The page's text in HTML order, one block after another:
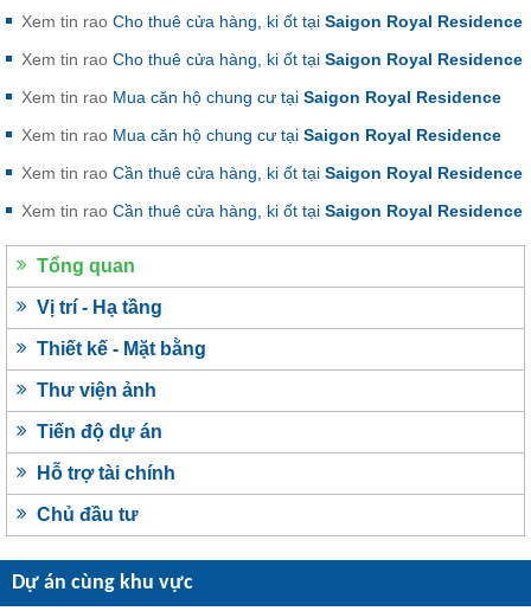
Xem tin rao Cho thuê cửa hàng, ki ốt tại Saigon Royal Residence
Xem tin rao Cho thuê cửa hàng, ki ốt tại Saigon Royal Residence
Xem tin rao Mua căn hộ chung cư tại Saigon Royal Residence
Xem tin rao Mua căn hộ chung cư tại Saigon Royal Residence
Xem tin rao Cần thuê cửa hàng, ki ốt tại Saigon Royal Residence
Xem tin rao Cần thuê cửa hàng, ki ốt tại Saigon Royal Residence
Tổng quan
Vị trí - Hạ tầng
Thiết kế - Mặt bằng
Thư viện ảnh
Tiến độ dự án
Hỗ trợ tài chính
Chủ đầu tư
Dự án cùng khu vực